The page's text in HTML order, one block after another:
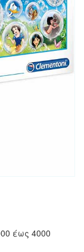
έως 4000